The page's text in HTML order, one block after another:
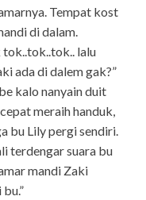
Tempat kost
di dalam.
lalu
ada di dalem gak?”
kalo nanyain duit
meraih handuk,
bu Lily pergi sendiri.
terdengar suara bu
mandi Zaki